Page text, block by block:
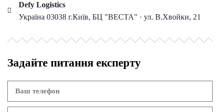
Defy Logistics
Україна 03038 г.Київ, БЦ "ВЕСТА" · ул. В.Хвойки, 21
Задайте питання експерту